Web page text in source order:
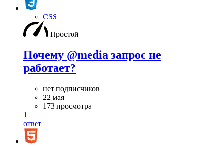
CSS
Простой
Почему @media запрос не
работает?
нет подписчиков
22 мая
173 просмотра
1
ответ